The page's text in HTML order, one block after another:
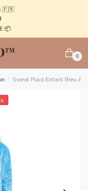
🇫🇷
📦
0
/ Sweat Plaid Enfant Bleu